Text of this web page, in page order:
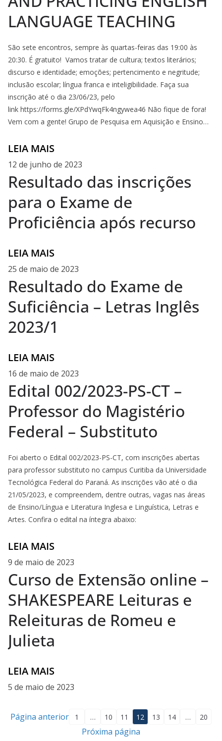
LANGUAGE TEACHING
São sete encontros, sempre às quartas-feiras das 19:00 às
20:30. É gratuito! Vamos tratar de cultura; textos literários;
discurso e identidade; emoções; pertencimento e negritude;
inclusão escolar; língua franca e inteligibilidade. Faça sua
inscrição até o dia 23/06/23, pelo
link https://forms.gle/XPdYwqFk4ngywea46 Não fique de fora!
Vem com a gente! Grupo de Pesquisa em Aquisição e Ensino…
LEIA MAIS
12 de junho de 2023
Resultado das inscrições
para o Exame de
Proficiência após recurso
LEIA MAIS
25 de maio de 2023
Resultado do Exame de
Suficiência – Letras Inglês
2023/1
LEIA MAIS
16 de maio de 2023
Edital 002/2023-PS-CT –
Professor do Magistério
Federal – Substituto
Foi aberto o Edital 002/2023-PS-CT, com inscrições abertas
para professor substituto no campus Curitiba da Universidade
Tecnológica Federal do Paraná. As inscrições vão até o dia
21/05/2023, e compreendem, dentre outras, vagas nas áreas
de Ensino/Língua e Literatura Inglesa e Linguística, Letras e
Artes. Confira o edital na íntegra abaixo:
LEIA MAIS
9 de maio de 2023
Curso de Extensão online –
SHAKESPEARE Leituras e
Releituras de Romeu e
Julieta
LEIA MAIS
5 de maio de 2023
Página anterior 1 … 10 11 12 13 14 … 20
Próxima página